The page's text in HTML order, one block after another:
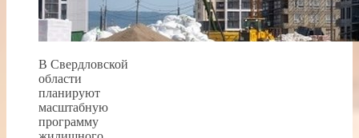
В Свердловской
области
планируют
масштабную
программу